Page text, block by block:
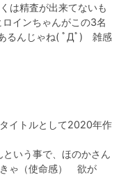
は精査が出来てないも
インちゃんがこの3名
るんじゃね( ﾟДﾟ)　雑感
イトルとして2020年作
いう事で、ほのかさん
ゃ（使命感）　欲が